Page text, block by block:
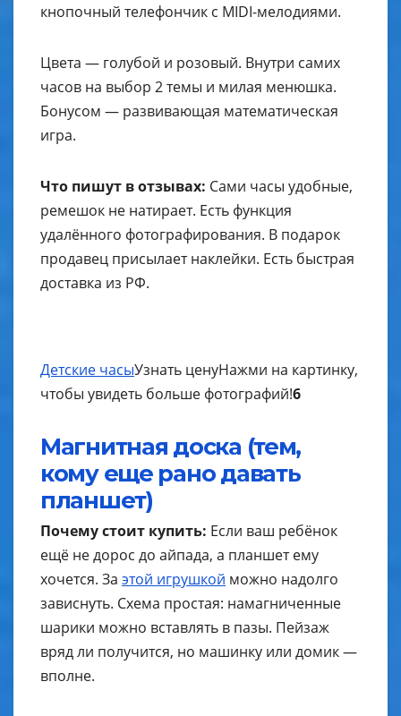
кнопочный телефончик с MIDI-мелодиями.
Цвета — голубой и розовый. Внутри самих
часов на выбор 2 темы и милая менюшка.
Бонусом — развивающая математическая
игра.
Что пишут в отзывах: Сами часы удобные,
ремешок не натирает. Есть функция
удалённого фотографирования. В подарок
продавец присылает наклейки. Есть быстрая
доставка из РФ.
Детские часыУзнать ценуНажми на картинку,
чтобы увидеть больше фотографий!6
Магнитная доска (тем,
кому еще рано давать
планшет)
Почему стоит купить: Если ваш ребёнок
ещё не дорос до айпада, а планшет ему
хочется. За этой игрушкой можно надолго
зависнуть. Схема простая: намагниченные
шарики можно вставлять в пазы. Пейзаж
вряд ли получится, но машинку или домик —
вполне.